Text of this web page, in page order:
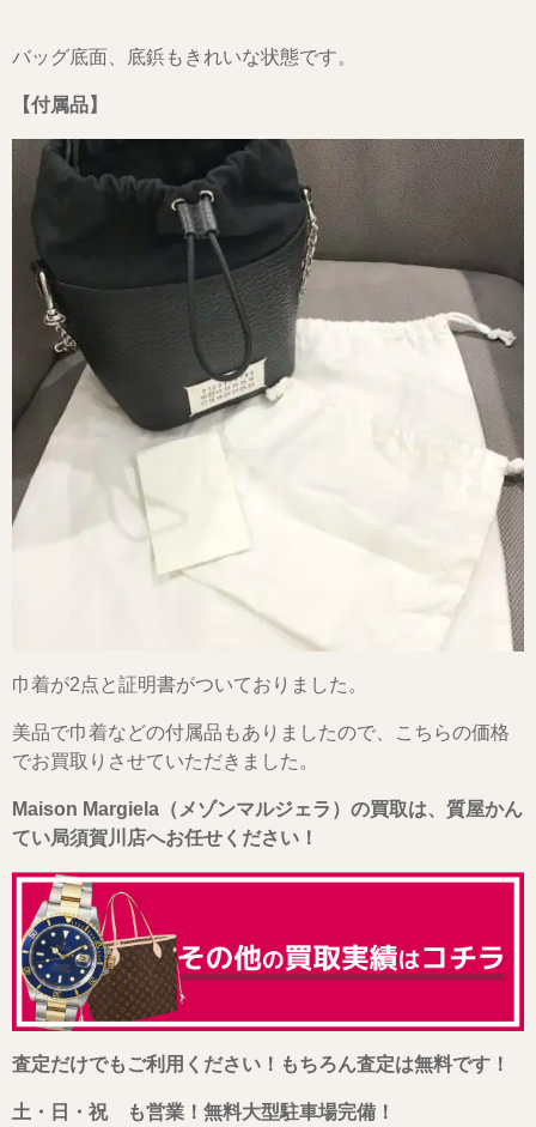
バッグ底面、底鋲もきれいな状態です。
【付属品】
巾着が2点と証明書がついておりました。
美品で巾着などの付属品もありましたので、こちらの価格
でお買取りさせていただきました。
Maison Margiela（メゾンマルジェラ）の買取は、質屋かん
てい局須賀川店へお任せください！
査定だけでもご利用ください！もちろん査定は無料です！
土・日・祝 も営業！無料大型駐車場完備！